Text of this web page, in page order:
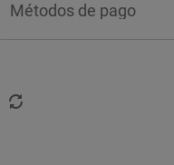
Métodos de pago